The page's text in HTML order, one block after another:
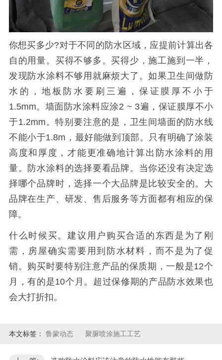
你想买多少?对于不同的防水区域，应提前计算出各
自的用量。买得不够多。买得少，施工施到一半，
发现防水涂料不够用就麻烦大了。如果卫生间做防
水的，地板防水要刷三遍，保证膜厚不小于
1.5mm。墙面防水涂料应涂2 ~ 3遍，保证膜厚不小
于1.2mm。特别要注意的是，卫生间墙面的防水线
不能小于1.8m，最好能做到顶部。只有明确了涂装
高度和厚度，才能更准确地计算出防水涂料的用
量。防水涂料的选择要看品牌。当你还没有决定选
择哪个品牌时，选择一个大品牌是比较安全的。大
品牌在生产、研发、售后服务等方面都有相应的保
障。
什么时候买。建议用户购买合适的东西是为了刚
需，房屋确实需要用到防水材料，而不是为了促
销。购买时要特别注意产品的保质期，一般是12个
月，有的是10个月。超过保修期的产品防水效果也
会大打折扣。
本文标签： 鲁蒙动态 聚脲喷涂施工工艺